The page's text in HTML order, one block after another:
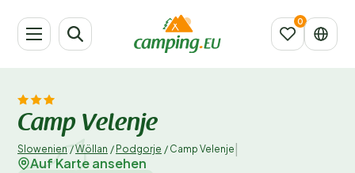
Camp Velenje
Slowenien /Wöllan / Podgorje / Camp Velenje
Auf Karte ansehen